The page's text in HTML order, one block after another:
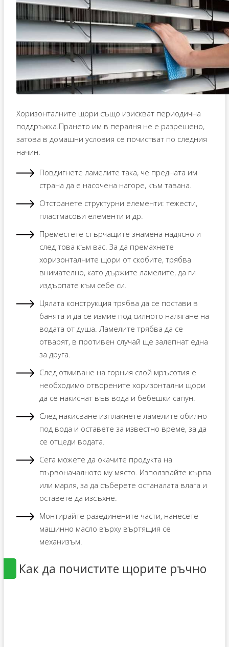
Хоризонталните щори също изискват периодична
поддръжка.Прането им в пералня не е разрешено,
затова в домашни условия се почистват по следния
начин:
Повдигнете ламелите така, че предната им
страна да е насочена нагоре, към тавана.
Отстранете структурни елементи: тежести,
пластмасови елементи и др.
Преместете стърчащите знамена надясно и
след това към вас. За да премахнете
хоризонталните щори от скобите, трябва
внимателно, като държите ламелите, да ги
издърпате към себе си.
Цялата конструкция трябва да се постави в
банята и да се измие под силното налягане на
водата от душа. Ламелите трябва да се
отварят, в противен случай ще залепнат една
за друга.
След отмиване на горния слой мръсотия е
необходимо отворените хоризонтални щори
да се накиснат във вода и бебешки сапун.
След накисване изплакнете ламелите обилно
под вода и оставете за известно време, за да
се отцеди водата.
Сега можете да окачите продукта на
първоначалното му място. Използвайте кърпа
или марля, за да съберете останалата влага и
оставете да изсъхне.
Монтирайте разединените части, нанесете
машинно масло върху въртящия се
механизъм.
Как да почистите щорите ръчно